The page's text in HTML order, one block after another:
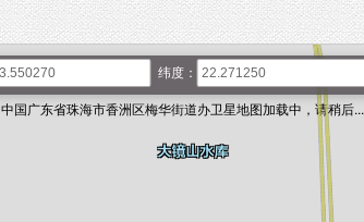
中国广东省珠海市香洲区梅华街道办卫星地图加载中，请稍后...
纬度：